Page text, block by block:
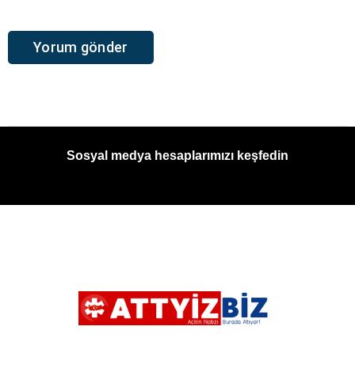
Sosyal medya hesaplarımızı keşfedin